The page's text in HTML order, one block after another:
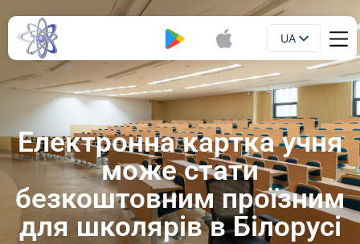
UA
EN
Електронна картка учня
може стати
безкоштовним проїзним
для школярів в Білорусі